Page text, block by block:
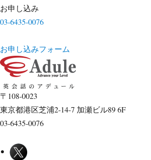
お申し込み
03-6435-0076
お申し込みフォーム
〒108-0023
東京都港区芝浦2-14-7 加瀬ビル89 6F
03-6435-0076